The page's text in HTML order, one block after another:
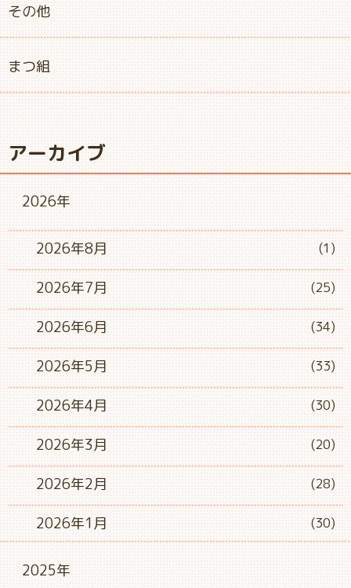
その他
まつ組
アーカイブ
2026年
2026年8月 (1)
2026年7月 (25)
2026年6月 (34)
2026年5月 (33)
2026年4月 (30)
2026年3月 (20)
2026年2月 (28)
2026年1月 (30)
2025年